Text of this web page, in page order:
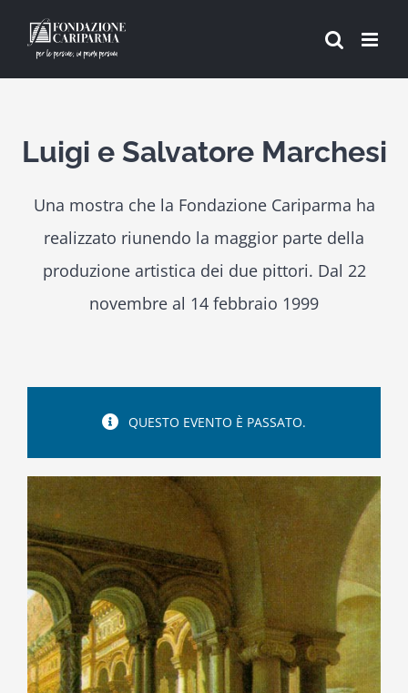
contenuto
Luigi e Salvatore Marchesi
Una mostra che la Fondazione Cariparma ha
realizzato riunendo la maggior parte della
produzione artistica dei due pittori. Dal 22
novembre al 14 febbraio 1999
QUESTO EVENTO È PASSATO.